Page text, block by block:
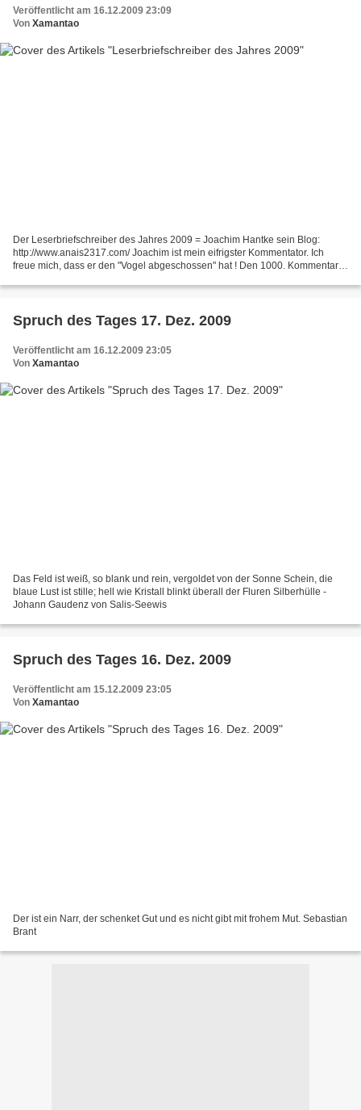
Veröffentlicht am 16.12.2009 23:09
Von Xamantao
Der Leserbriefschreiber des Jahres 2009 = Joachim Hantke sein Blog:
http://www.anais2317.com/ Joachim ist mein eifrigster Kommentator. Ich
freue mich, dass er den "Vogel abgeschossen" hat ! Den 1000. Kommentar
Spruch des Tages 17. Dez. 2009
Veröffentlicht am 16.12.2009 23:05
Von Xamantao
Das Feld ist weiß, so blank und rein, vergoldet von der Sonne Schein, die
blaue Lust ist stille; hell wie Kristall blinkt überall der Fluren Silberhülle -
Johann Gaudenz von Salis-Seewis
Spruch des Tages 16. Dez. 2009
Veröffentlicht am 15.12.2009 23:05
Von Xamantao
Der ist ein Narr, der schenket Gut und es nicht gibt mit frohem Mut. Sebastian
Brant